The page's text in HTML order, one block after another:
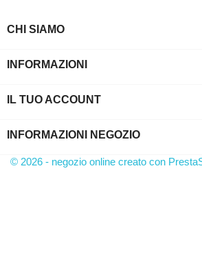
CHI SIAMO
INFORMAZIONI
IL TUO ACCOUNT
INFORMAZIONI NEGOZIO
© 2026 - negozio online creato con